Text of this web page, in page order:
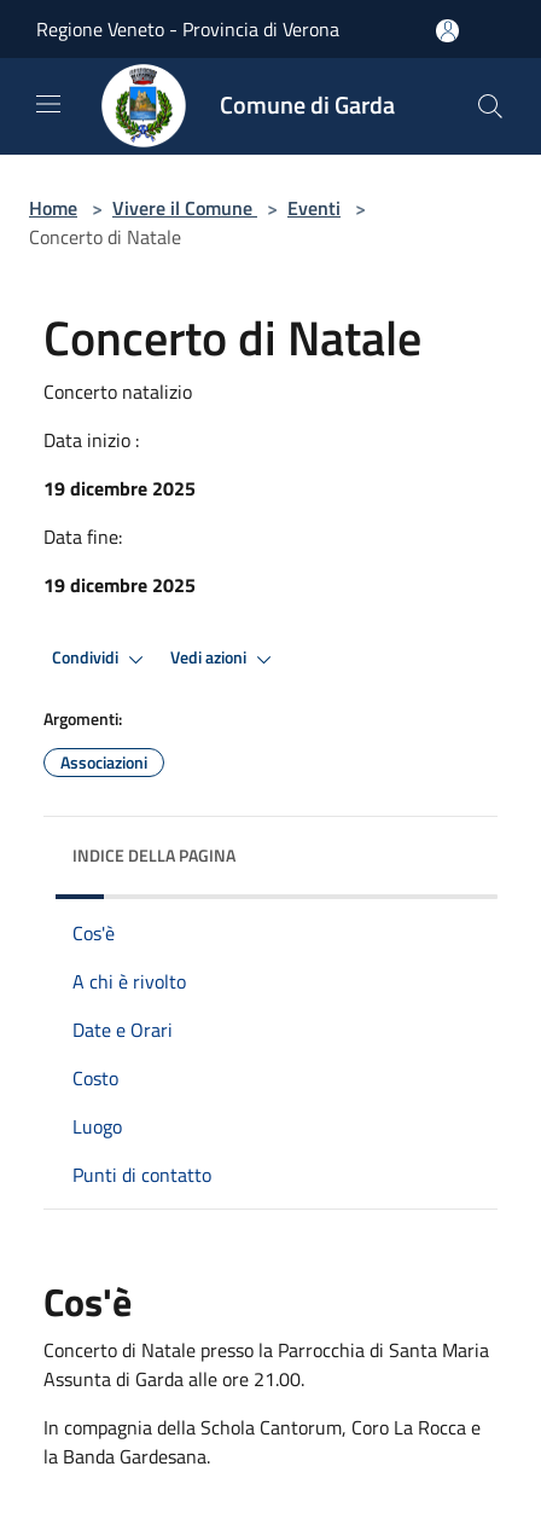
Regione Veneto - Provincia di Verona
Comune di Garda
Home > Vivere il Comune > Eventi >
Concerto di Natale
Concerto di Natale
Concerto natalizio
Data inizio :
19 dicembre 2025
Data fine:
19 dicembre 2025
Condividi Vedi azioni
Argomenti:
Associazioni
INDICE DELLA PAGINA
Cos'è
A chi è rivolto
Date e Orari
Costo
Luogo
Punti di contatto
Cos'è
Concerto di Natale presso la Parrocchia di Santa Maria
Assunta di Garda alle ore 21.00.
In compagnia della Schola Cantorum, Coro La Rocca e
la Banda Gardesana.